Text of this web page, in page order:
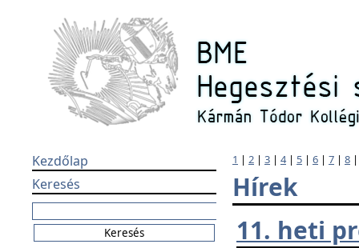
Kezdőlap
Keresés
1 | 2 | 3 | 4| 5 | 6 | 7 | 8
Hírek
11. heti